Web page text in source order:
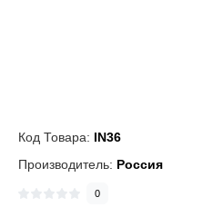
Код Товара: IN36
Производитель: Россия
0